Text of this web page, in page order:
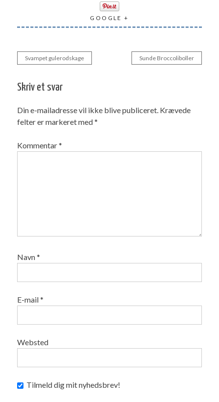
GOOGLE +
Indlægsnavigation
Svampet gulerodskage Sunde Broccoliboller
Skriv et svar
Din e-mailadresse vil ikke blive publiceret. Krævede
felter er markeret med*
Kommentar*
Navn*
E-mail*
Websted
Tilmeld dig mit nyhedsbrev!